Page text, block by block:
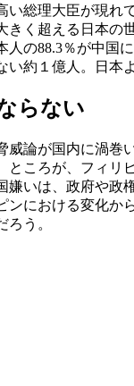
総理大臣が現れ
く超える日本
の88.3％が中国
約１億人。日本
らない
論が国内に渦巻
ころが、フィリ
いは、政府や政
における変化か
う。